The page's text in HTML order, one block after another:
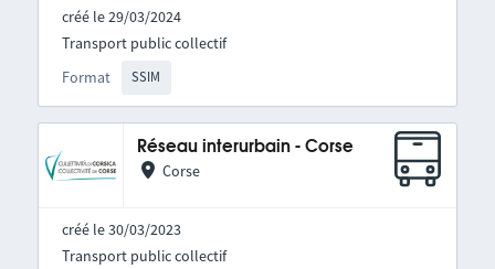
créé le 29/03/2024
Format SSIM
Transport public collectif
Réseau interurbain - Corse
Corse
créé le 30/03/2023
Transport public collectif